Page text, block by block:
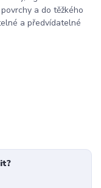
a do těžkého
a předvídatelné